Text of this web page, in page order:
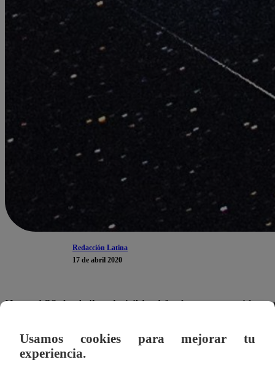
Redacción Latina
17 de abril 2020
Hasta el 30 de abril será visible el fenómeno conocido
(Conida) precisó que este evento astronómico podría ser
Usamos cookies para mejorar tu
experiencia.